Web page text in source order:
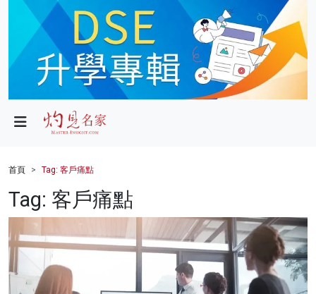
政局
財經
健康
商業
科技
首頁 Tag: 客戶痛點
Tag: 客戶痛點